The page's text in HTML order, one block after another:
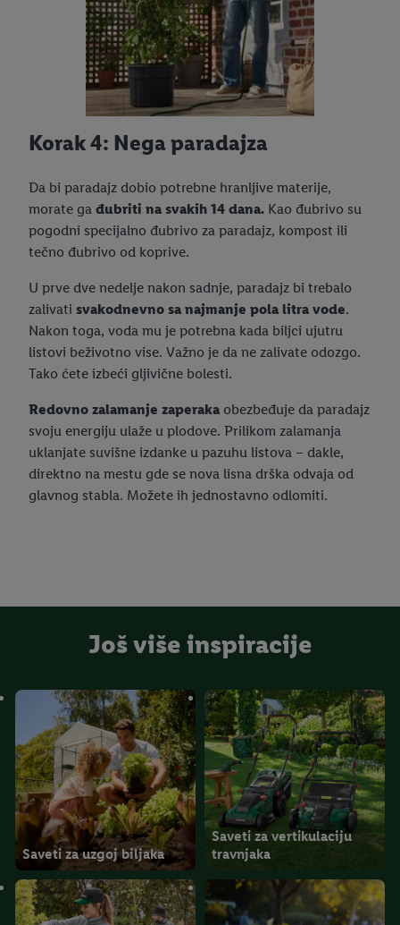
Korak 4: Nega paradajza
Da bi paradajz dobio potrebne hranljive materije,
morate ga đubriti na svakih 14 dana. Kao đubrivo su
pogodni specijalno đubrivo za paradajz, kompost ili
tečno đubrivo od koprive.
U prve dve nedelje nakon sadnje, paradajz bi trebalo
zalivati svakodnevno sa najmanje pola litra vode.
Nakon toga, voda mu je potrebna kada biljci ujutru
listovi beživotno vise. Važno je da ne zalivate odozgo.
Tako ćete izbeći gljivične bolesti.
Redovno zalamanje zaperaka obezbeđuje da paradajz
svoju energiju ulaže u plodove. Prilikom zalamanja
uklanjate suvišne izdanke u pazuhu listova – dakle,
direktno na mestu gde se nova lisna drška odvaja od
glavnog stabla. Možete ih jednostavno odlomiti.
Još više inspiracije
Saveti za uzgoj biljaka
Saveti za vertikulaciju
travnjaka